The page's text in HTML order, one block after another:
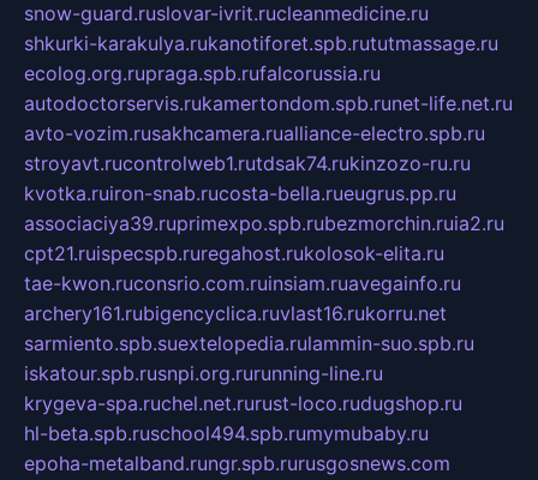
snow-guard.ruslovar-ivrit.rucleanmedicine.ru
shkurki-karakulya.rukanotiforet.spb.rututmassage.ru
ecolog.org.rupraga.spb.rufalcorussia.ru
autodoctorservis.rukamertondom.spb.runet-life.net.ru
avto-vozim.rusakhcamera.rualliance-electro.spb.ru
stroyavt.rucontrolweb1.rutdsak74.rukinzozo-ru.ru
kvotka.ruiron-snab.rucosta-bella.rueugrus.pp.ru
associaciya39.ruprimexpo.spb.rubezmorchin.ruia2.ru
cpt21.ruispecspb.ruregahost.rukolosok-elita.ru
tae-kwon.ruconsrio.com.ruinsiam.ruavegainfo.ru
archery161.rubigencyclica.ruvlast16.rukorru.net
sarmiento.spb.suextelopedia.rulammin-suo.spb.ru
iskatour.spb.rusnpi.org.rurunning-line.ru
krygeva-spa.ruchel.net.rurust-loco.rudugshop.ru
hl-beta.spb.ruschool494.spb.rumymubaby.ru
epoha-metalband.rungr.spb.rurusgosnews.com